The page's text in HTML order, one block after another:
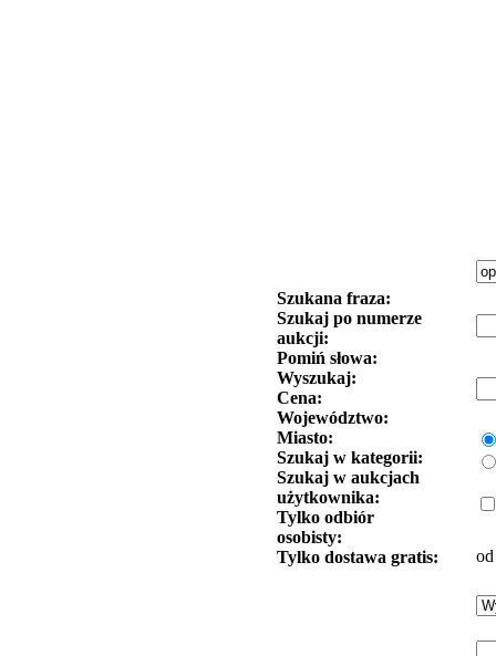
Szukana fraza:
Szukaj po numerze
aukcji:
Pomiń słowa:
Wyszukaj:
Cena:
Województwo:
Miasto:
Szukaj w kategorii:
Szukaj w aukcjach
użytkownika:
Tylko odbiór
osobisty:
Tylko dostawa gratis:
od